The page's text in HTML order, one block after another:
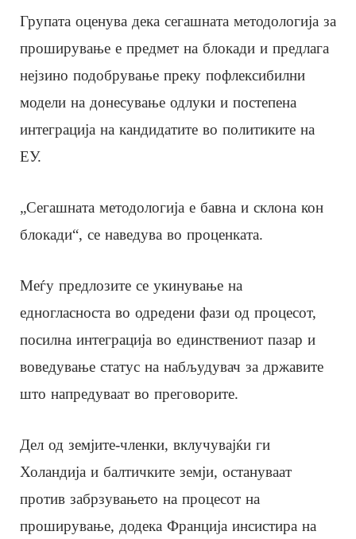
Групата оценува дека сегашната методологија за
проширување е предмет на блокади и предлага
нејзино подобрување преку пофлексибилни
модели на донесување одлуки и постепена
интеграција на кандидатите во политиките на
ЕУ.
„Сегашната методологија е бавна и склона кон
блокади“, се наведува во проценката.
Меѓу предлозите се укинување на
едногласноста во одредени фази од процесот,
посилна интеграција во единствениот пазар и
воведување статус на набљудувач за државите
што напредуваат во преговорите.
Дел од земјите-членки, вклучувајќи ги
Холандија и балтичките земји, остануваат
против забрзувањето на процесот на
проширување, додека Франција инсистира на